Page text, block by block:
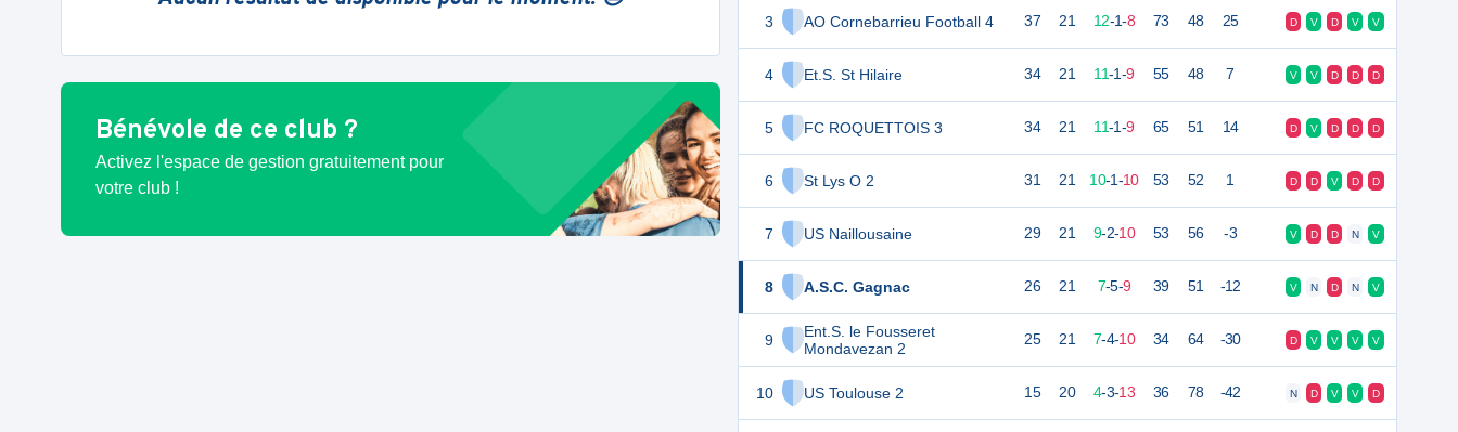
Bénévole de ce club ?
Activez l'espace de gestion gratuitement pour
votre club !
3 AO Cornebarrieu Football 4
4 Et.S. St Hilaire
5 FC ROQUETTOIS 3
6 St Lys O 2
7 US Naillousaine
8 A.S.C. Gagnac
9
Ent.S. le Fousseret
Mondavezan 2
10 US Toulouse 2
37 21 12-1-8 73 48 25 D V D V V
34 21 11-1-9 55 48 7 V V D D D
34 21 11-1-9 65 51 14 D V D D D
31 21 10-1-10 53 52 1 D D V D D
29 21 9-2-10 53 56 -3 V D D N V
26 21 7-5-9 39 51 -12 V N D N V
25 21 7-4-10 34 64 -30 D V V V V
15 20 4-3-13 36 78 -42 N D V V D